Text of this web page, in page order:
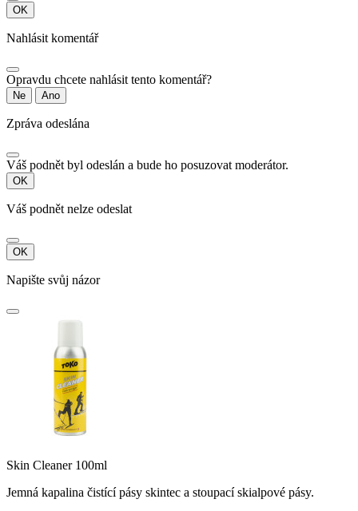
OK
Nahlásit komentář
Opravdu chcete nahlásit tento komentář?
Ne Ano
Zpráva odeslána
Váš podnět byl odeslán a bude ho posuzovat moderátor.
OK
Váš podnět nelze odeslat
OK
Napište svůj názor
Skin Cleaner 100ml
Jemná kapalina čistící pásy skintec a stoupací skialpové pásy.